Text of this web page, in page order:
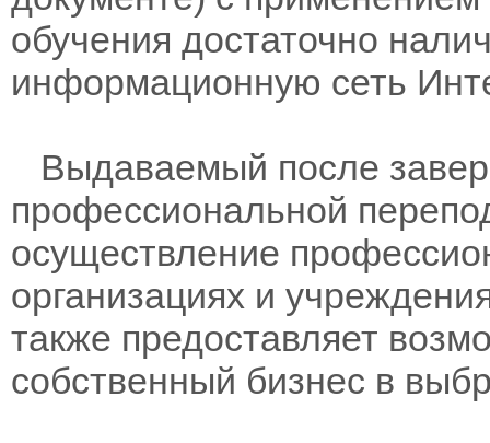
обучения достаточно
информационную сеть
Выдаваемый после
профессиональной
осуществление
организациях и
также предоставляет
собственный бизнес в